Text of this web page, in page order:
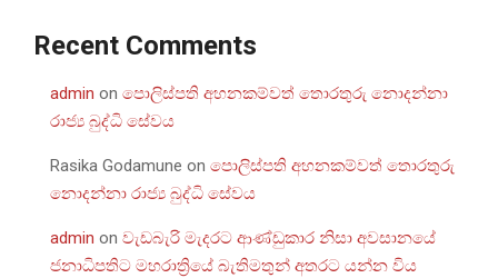
Recent Comments
admin on පොලිස්පති අහනකම්වත් තොරතුරු නොදන්නා
රාජ්‍ය බුද්ධි සේවය
Rasika Godamune on පොලිස්පති අහනකම්වත් තොරතුරු
නොදන්නා රාජ්‍ය බුද්ධි සේවය
admin on වැඩබැරි මැදරට ආණ්ඩුකාර නිසා අවසානයේ
ජනාධිපතිට මහරාත්‍රියේ බැතිමතුන් අතරට යන්න විය